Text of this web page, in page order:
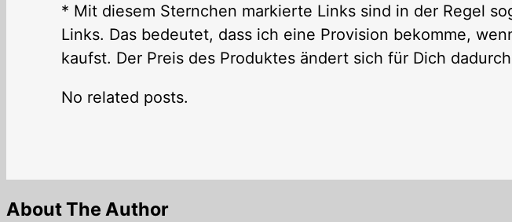
* Mit diesem Sternchen markierte Links sind in der Regel
Links. Das bedeutet, dass ich eine Provision bekomme,
kaufst. Der Preis des Produktes ändert sich für Dich
No related posts.
About The Author